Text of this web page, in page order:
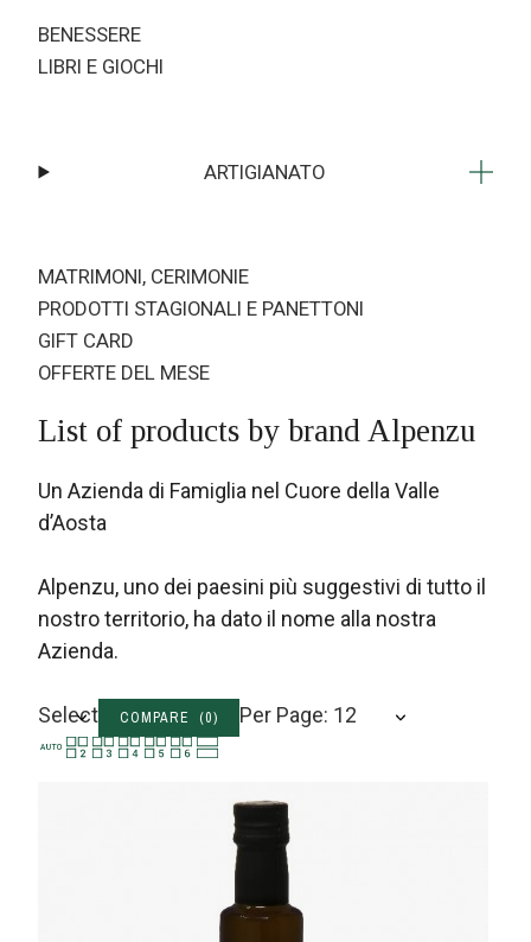
BENESSERE
LIBRI E GIOCHI
ARTIGIANATO
MATRIMONI, CERIMONIE
PRODOTTI STAGIONALI E PANETTONI
GIFT CARD
OFFERTE DEL MESE
List of products by brand Alpenzu
Un Azienda di Famiglia nel Cuore della Valle
d’Aosta
Alpenzu, uno dei paesini più suggestivi di tutto il
nostro territorio, ha dato il nome alla nostra
Azienda.
Select COMPARE (0) Per Page: 12